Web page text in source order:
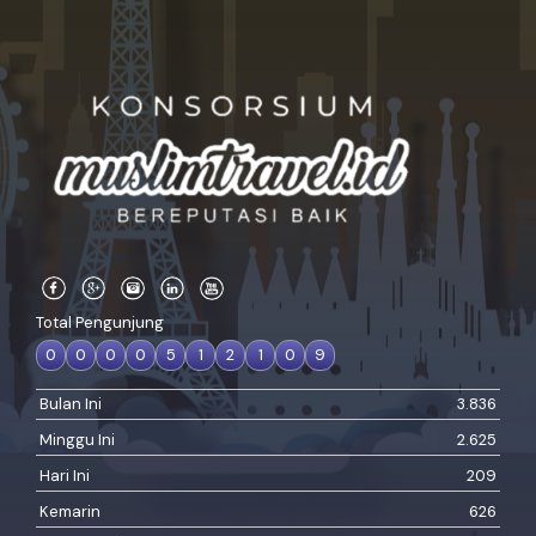
Total Pengunjung
0
0 0 0 5 1 2 1 0 9
Bulan Ini
3.836
Minggu Ini
2.625
Hari Ini
209
Kemarin
626